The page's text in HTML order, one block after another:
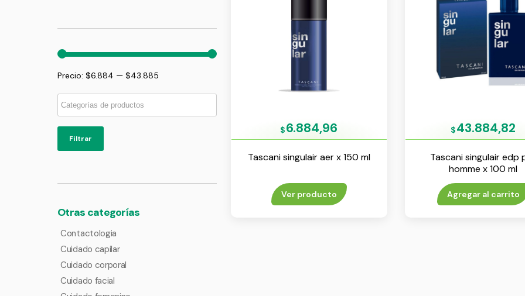
Precio: $6.884 — $43.885
Filtrar
Otras categorías
Contactologia
Cuidado capilar
Cuidado corporal
Cuidado facial
$6.884,96
Tascani singulair aer x 150 ml
Ver producto
$43.884,82
Tascani singulair edp
homme x 100 ml
Agregar al carrito